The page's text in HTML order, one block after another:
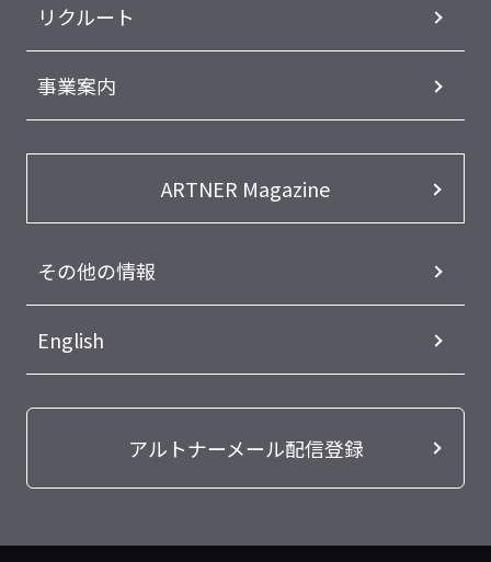
リクルート
事業案内
ARTNER Magazine
その他の情報
English
アルトナーメール配信登録